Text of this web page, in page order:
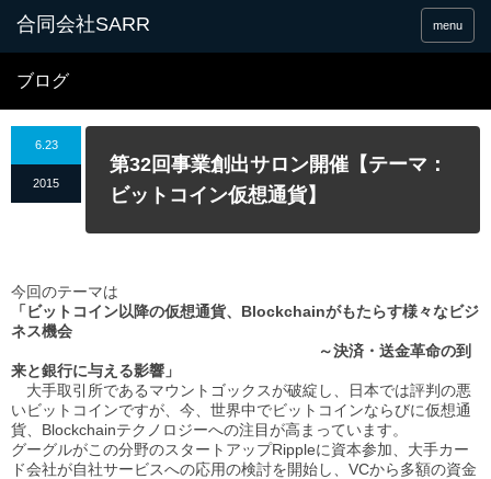
合同会社SARR menu
ブログ
6.23
2015
第32回事業創出サロン開催【テーマ：
ビットコイン仮想通貨】
今回のテーマは
「ビットコイン以降の仮想通貨、Blockchainがもたらす様々なビジ
ネス機会
～決済・送金革命の到
来と銀行に与える影響」
大手取引所であるマウントゴックスが破綻し、日本では評判の悪
いビットコインですが、今、世界中でビットコインならびに仮想通
貨、Blockchainテクノロジーへの注目が高まっています。
グーグルがこの分野のスタートアップRippleに資本参加、大手カー
ド会社が自社サービスへの応用の検討を開始し、VCから多額の資金